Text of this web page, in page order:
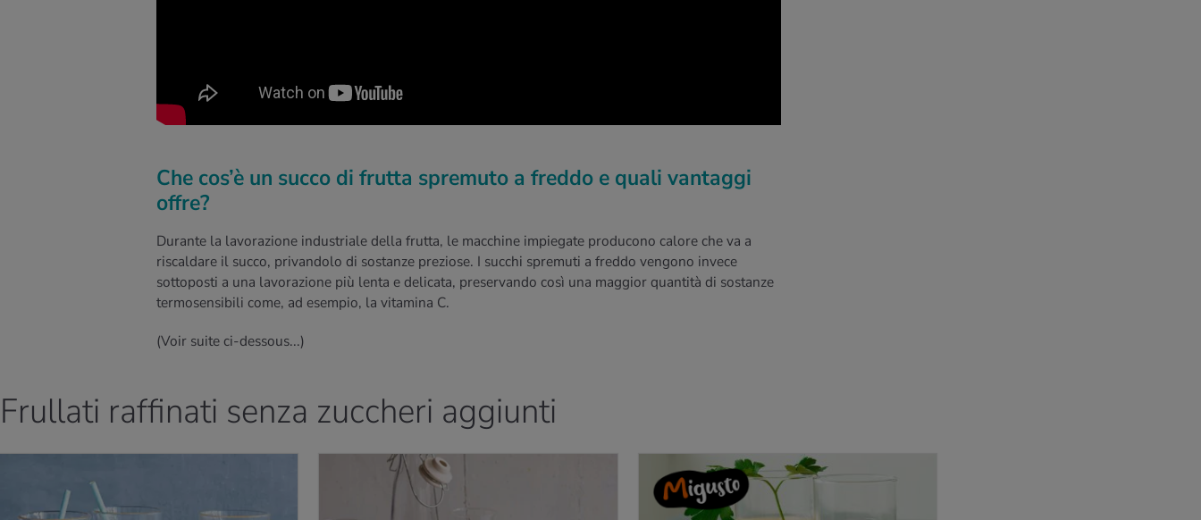
Che cos’è un succo di frutta spremuto a freddo e quali vantaggi
offre?
Durante la lavorazione industriale della frutta, le macchine impiegate producono calore che va a
riscaldare il succo, privandolo di sostanze preziose. I succhi spremuti a freddo vengono invece
sottoposti a una lavorazione più lenta e delicata, preservando così una maggior quantità di sostanze
termosensibili come, ad esempio, la vitamina C.
(Voir suite ci-dessous...)
Frullati raffinati senza zuccheri aggiunti